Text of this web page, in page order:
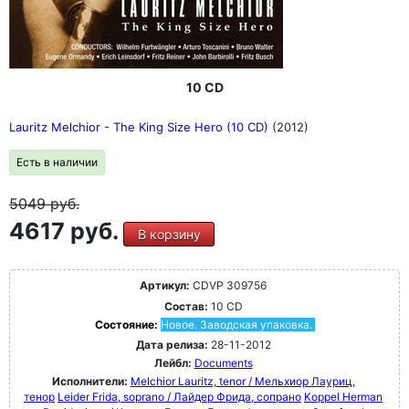
10 CD
Lauritz Melchior - The King Size Hero (10 CD) (2012)
Есть в наличии
5049руб.
4617 руб. В корзину
Артикул: CDVP 309756
Состав: 10 CD
Состояние: Новое. Заводская упаковка.
Дата релиза: 28-11-2012
Лейбл: Documents
Исполнители: Melchior Lauritz, tenor / Мельхиор Лауриц,
тенор Leider Frida, soprano / Лайдер Фрида, сопрано Koppel Herman